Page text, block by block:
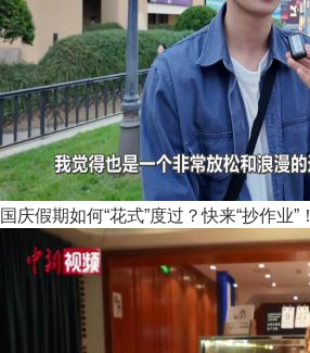
国庆假期如何“花式”度过？快来“抄作业”！